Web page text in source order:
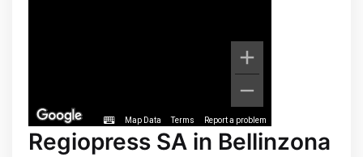
Map Data Terms Report a problem
Regiopress SA in Bellinzona